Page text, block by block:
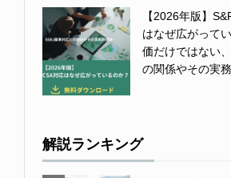
【2026年版】
はなぜ広がって
価だけではない
の関係やその実
解説ランキング